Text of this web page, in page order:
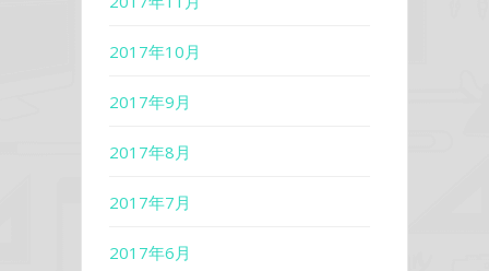
2017年10月
2017年9月
2017年8月
2017年7月
2017年6月